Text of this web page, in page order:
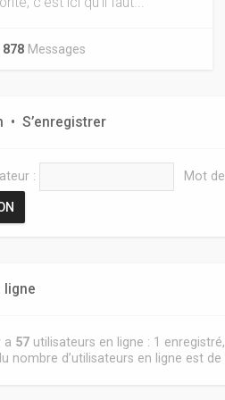
878 Messages
• S’enregistrer
: Mot
ligne
a 57 utilisateurs en ligne : 1
nombre d’utilisateurs en ligne est de